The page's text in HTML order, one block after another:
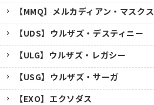
【MMQ】メルカディアン・マスクス
【UDS】ウルザズ・デスティニー
【ULG】ウルザズ・レガシー
【USG】ウルザズ・サーガ
【EXO】エクソダス